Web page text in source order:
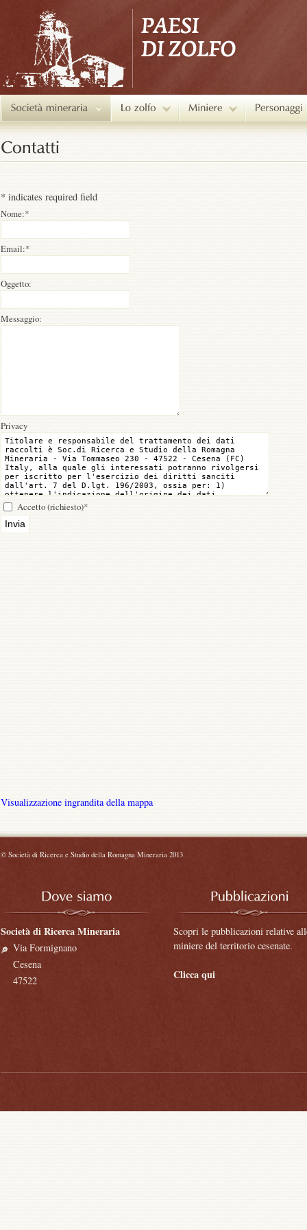
* indicates required field
Nome:*
Email:*
Oggetto:
Messaggio:
Privacy
Accetto (richiesto)*
Visualizzazione ingrandita della mappa
© Società di Ricerca e Studio della Romagna Mineraria 2013
Società di Ricerca Mineraria
Via Formignano
Cesena
47522
Scopri le pubblicazioni relative
miniere del territorio cesenate.
Clicca qui